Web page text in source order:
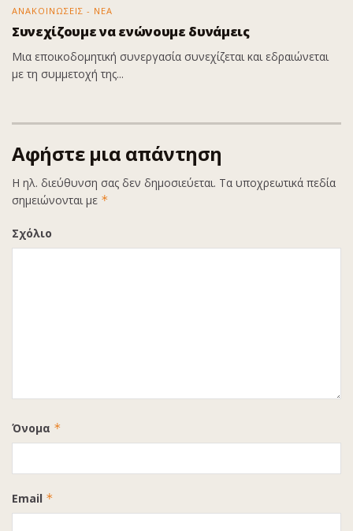
ΑΝΑΚΟΙΝΩΣΕΙΣ - ΝΕΑ
Συνεχίζουμε να ενώνουμε δυνάμεις
Μια εποικοδομητική συνεργασία συνεχίζεται και εδραιώνεται
με τη συμμετοχή της...
Αφήστε μια απάντηση
Η ηλ. διεύθυνση σας δεν δημοσιεύεται. Τα υποχρεωτικά πεδία
σημειώνονται με *
Σχόλιο
Όνομα *
Email *